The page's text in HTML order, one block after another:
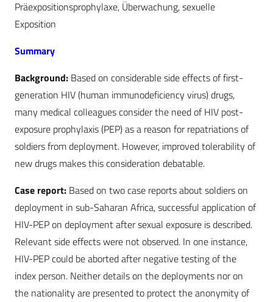
Präexpositionsprophylaxe, Überwachung, sexuelle
Exposition
Summary
Background: Based on considerable side effects of first-
generation HIV (human immunodeficiency virus) drugs,
many medical colleagues consider the need of HIV post-
exposure prophylaxis (PEP) as a reason for repatriations of
soldiers from deployment. However, improved tolerability of
new drugs makes this consideration debatable.
Case report: Based on two case reports about soldiers on
deployment in sub-Saharan Africa, successful application of
HIV-PEP on deployment after sexual exposure is described.
Relevant side effects were not observed. In one instance,
HIV-PEP could be aborted after negative testing of the
index person. Neither details on the deployments nor on
the nationality are presented to protect the anonymity of